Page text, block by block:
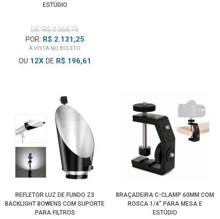
ESTÚDIO
DE: R$ 2.268,75
POR: R$ 2.131,25
À VISTA NO BOLETO
OU 12XDE R$ 196,61
REFLETOR LUZ DE FUNDO Z3
BACKLIGHT BOWENS COM SUPORTE
PARA FILTROS
BRAÇADEIRA C-CLAMP 60MM COM
ROSCA 1/4" PARA MESA E
ESTÚDIO